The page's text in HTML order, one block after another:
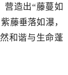
营造出“藤蔓如
藤垂落如瀑，
和谐与生命蓬